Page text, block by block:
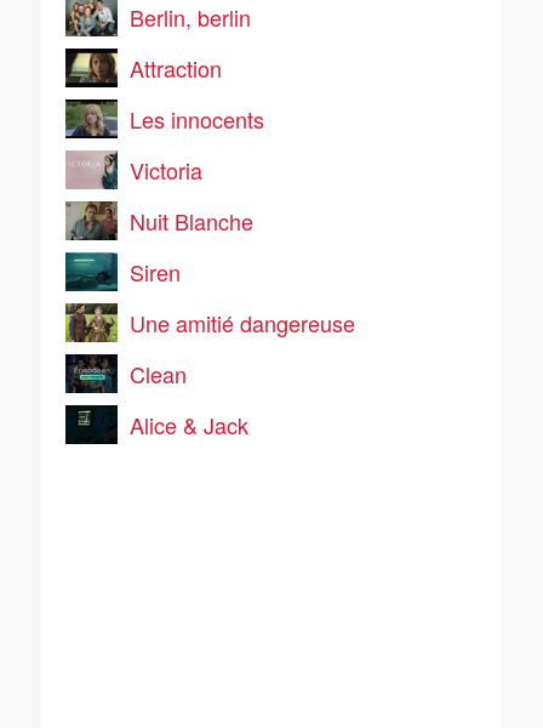
Berlin, berlin
Attraction
Les innocents
Victoria
Nuit Blanche
Siren
Une amitié dangereuse
Clean
Alice & Jack